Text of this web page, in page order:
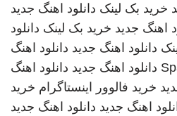
خرید بک لینک دانلود اهنگ جدید
اهنگ جدید خرید بک لینک دانلود
دانلود اهنگ جدید دانلود اهنگ
دانلود اهنگ جدید دانلود اهنگ
خرید فالوور اینستاگرام خرید
اهنگ جدید دانلود اهنگ جدید